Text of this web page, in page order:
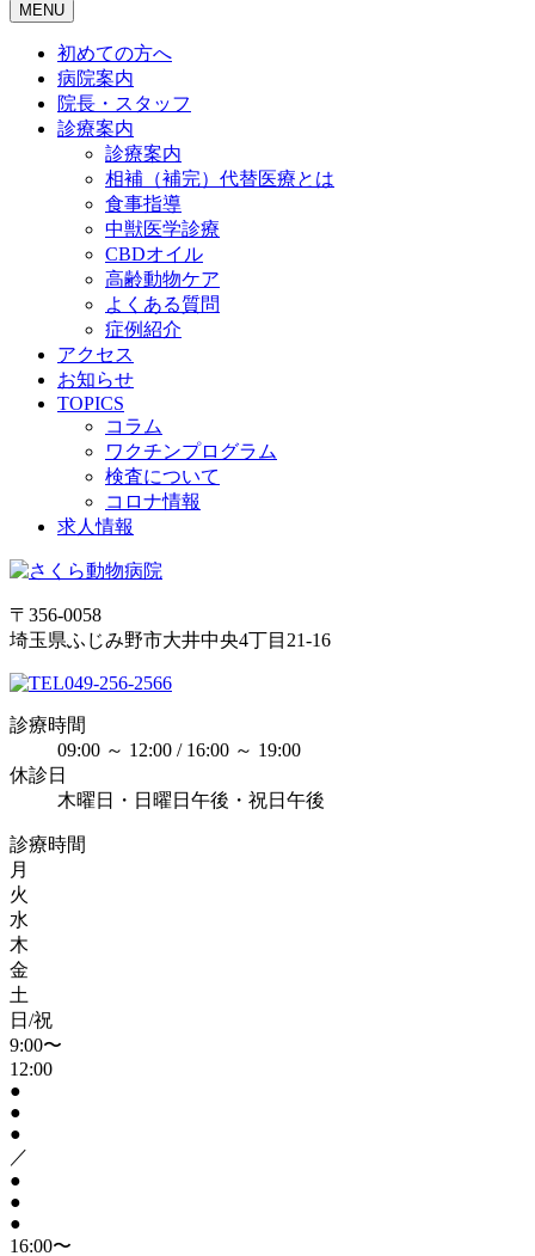
MENU
初めての方へ
病院案内
院長・スタッフ
診療案内
診療案内
相補（補完）代替医療とは
食事指導
中獣医学診療
CBDオイル
高齢動物ケア
よくある質問
症例紹介
アクセス
お知らせ
TOPICS
コラム
ワクチンプログラム
検査について
コロナ情報
求人情報
〒356-0058
埼玉県ふじみ野市大井中央4丁目21-16
049-256-2566
診療時間
09:00 ～ 12:00 / 16:00 ～ 19:00
休診日
木曜日・日曜日午後・祝日午後
診療時間
月
火
水
木
金
土
日/祝
9:00〜
12:00
●
●
●
／
●
●
●
16:00〜